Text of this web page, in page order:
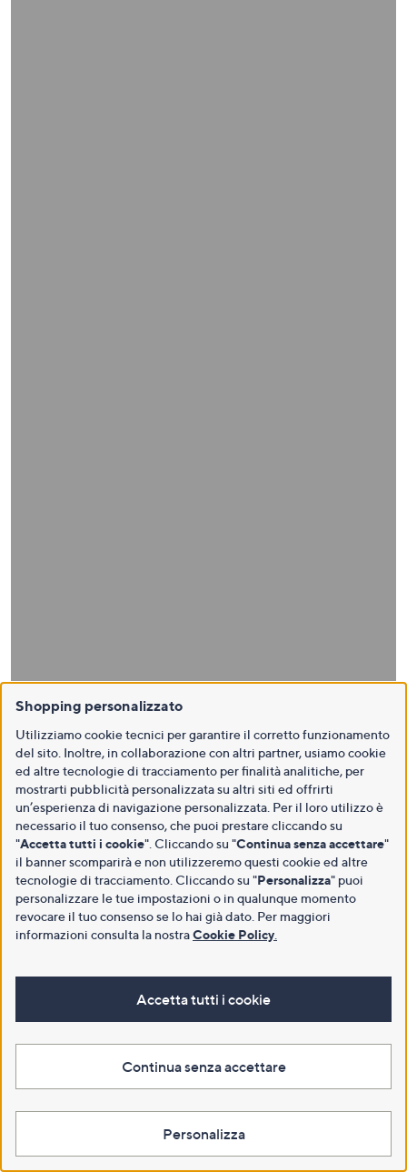
Shopping personalizzato
Utilizziamo cookie tecnici per garantire il corretto funzionamento
del sito. Inoltre, in collaborazione con altri partner, usiamo cookie
ed altre tecnologie di tracciamento per finalità analitiche, per
mostrarti pubblicità personalizzata su altri siti ed offrirti
un’esperienza di navigazione personalizzata. Per il loro utilizzo è
necessario il tuo consenso, che puoi prestare cliccando su
"Accetta tutti i cookie". Cliccando su "Continua senza accettare"
il banner scomparirà e non utilizzeremo questi cookie ed altre
tecnologie di tracciamento. Cliccando su "Personalizza" puoi
personalizzare le tue impostazioni o in qualunque momento
revocare il tuo consenso se lo hai già dato. Per maggiori
informazioni consulta la nostraCookie Policy
Accetta tutti i cookie
Continua senza accettare
Personalizza